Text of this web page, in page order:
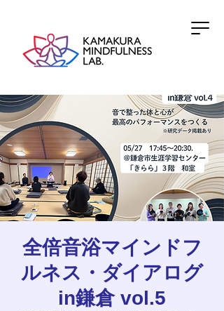
全倍音浴マインドフ
ルネス・ダイアログ
in鎌倉 vol.5